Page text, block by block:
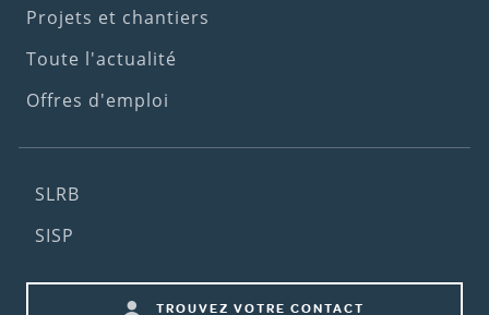
Projets et chantiers
Toute l'actualité
Offres d'emploi
Footer
(2nd
SLRB
SISP
Footer
TROUVEZ VOTRE CONTACT